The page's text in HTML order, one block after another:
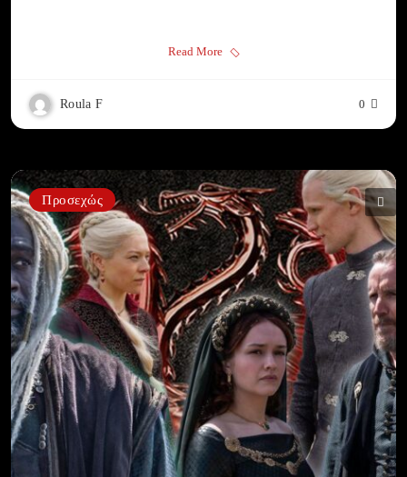
Read More
Roula F 0
Προσεχώς